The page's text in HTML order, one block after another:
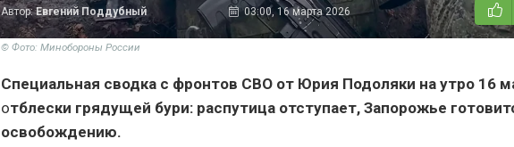
Автор:Евгений Поддубный 03:00, 16 марта 2026
© Фото: Минобороны России
Специальная сводка с фронтов СВО от Юрия Подоляки на утро 16
отблески грядущей бури: распутица отступает, Запорожье
освобождению.